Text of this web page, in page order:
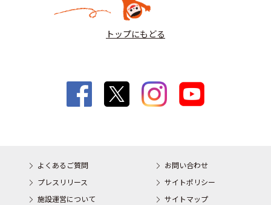
トップにもどる
よくあるご質問
お問い合わせ
プレスリリース
サイトポリシー
施設運営について
サイトマップ